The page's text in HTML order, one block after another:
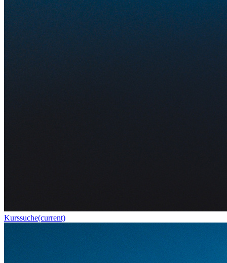
Kurssuche(current)